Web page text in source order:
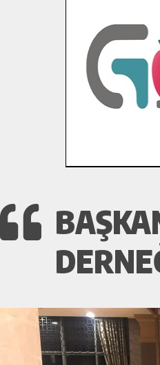
İlçe
Bertiz’in